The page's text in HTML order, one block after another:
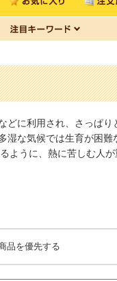
に利用され、さっぱ
な気候では生育が困
うに、熱に苦しむ人が
品を優先する